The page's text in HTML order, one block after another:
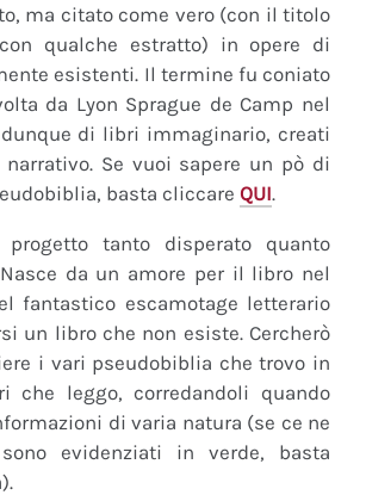
ma citato come vero (con il titolo
qualche estratto) in opere di
esistenti. Il termine fu coniato
da Lyon Sprague de Camp nel
dunque di libri immaginario, creati
Se vuoi sapere un pò di
basta cliccare QUI.
tanto disperato quanto
da un amore per il libro nel
fantastico escamotage letterario
un libro che non esiste. Cercherò
i vari pseudobiblia che trovo in
che leggo, corredandoli quando
di varia natura (se ce ne
evidenziati in verde, basta